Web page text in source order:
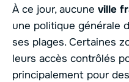
À ce jour, aucune ville
une politique générale
ses plages. Certaines
leurs accès contrôlés
principalement pour